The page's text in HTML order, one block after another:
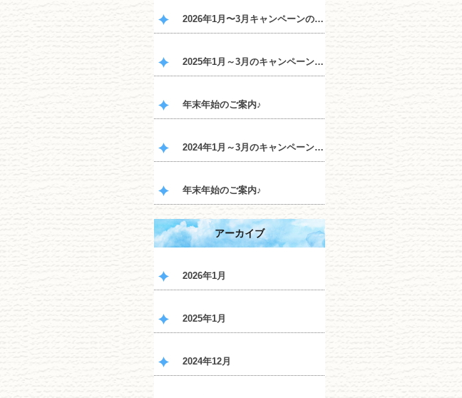
2026年1月〜3月キャンペーンのご案内♪
2025年1月～3月のキャンペーンのご案内♪
年末年始のご案内♪
2024年1月～3月のキャンペーンのご案内♪
年末年始のご案内♪
アーカイブ
2026年1月
2025年1月
2024年12月